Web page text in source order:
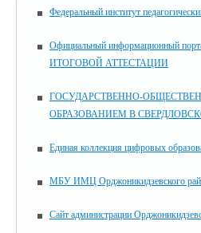
Федеральный институт
Официальный информационный
ИТОГОВОЙ АТТЕСТАЦИИ
ГОСУДАРСТВЕННО-
ОБРАЗОВАНИЕМ В
Единая коллекция цифровых
МБУ ИМЦ Орджоникидзевского
Сайт администрации